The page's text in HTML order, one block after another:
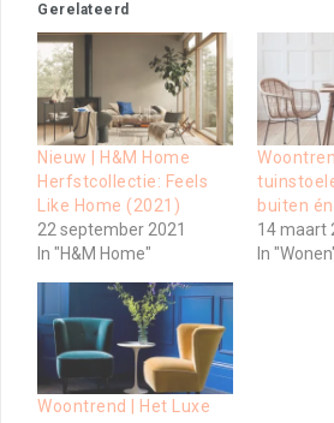
Gerelateerd
Nieuw | H&M Home
Herfstcollectie: Feels
Like Home (2021)
22 september 2021
In "H&M Home"
buiten
14 maart
In
Woontrend | Het Luxe